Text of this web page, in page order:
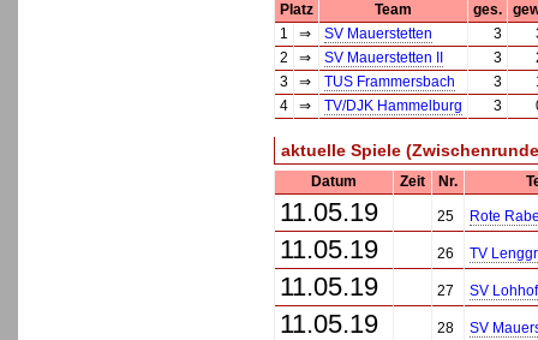
Platz
Team ges.
1
⇒ SV Mauerstetten 3
2
⇒ SV Mauerstetten II 3
3
⇒ TUS Frammersbach 3
4
⇒ TV/DJK Hammelburg 3
aktuelle Spiele
Datum Zeit Nr.
11.05.19 25 Rote
11.05.19 26 TV
11.05.19 27 SV Lohhof
11.05.19 28 SV